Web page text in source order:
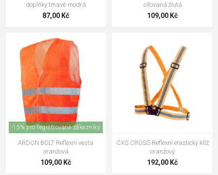
doplňky tmavě modrá
87,00 Kč
síťovaná žlutá
109,00 Kč
-15% pro registrované zákazníky
ARDON BOLT Reflexní vesta
oranžová
109,00 Kč
CXS CROSS Reflexní elastický kříž
oranžový
192,00 Kč